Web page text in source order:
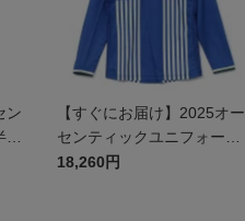
ン
【すぐにお届け】2025オー
センティックユニフォーム
FP1st（長袖）
18,260円